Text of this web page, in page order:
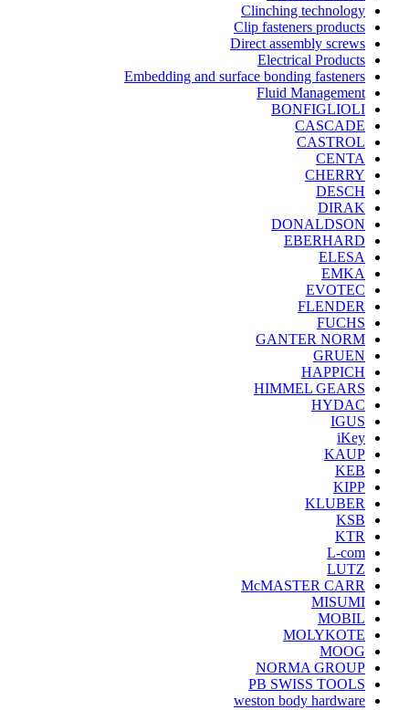
Clinching technology
Clip fasteners products
Direct assembly screws
Electrical Products
Embedding and surface bonding fasteners
Fluid Management
BONFIGLIOLI
CASCADE
CASTROL
CENTA
CHERRY
DESCH
DIRAK
DONALDSON
EBERHARD
ELESA
EMKA
EVOTEC
FLENDER
FUCHS
GANTER NORM
GRUEN
HAPPICH
HIMMEL GEARS
HYDAC
IGUS
iKey
KAUP
KEB
KIPP
KLUBER
KSB
KTR
L-com
LUTZ
McMASTER CARR
MISUMI
MOBIL
MOLYKOTE
MOOG
NORMA GROUP
PB SWISS TOOLS
weston body hardware